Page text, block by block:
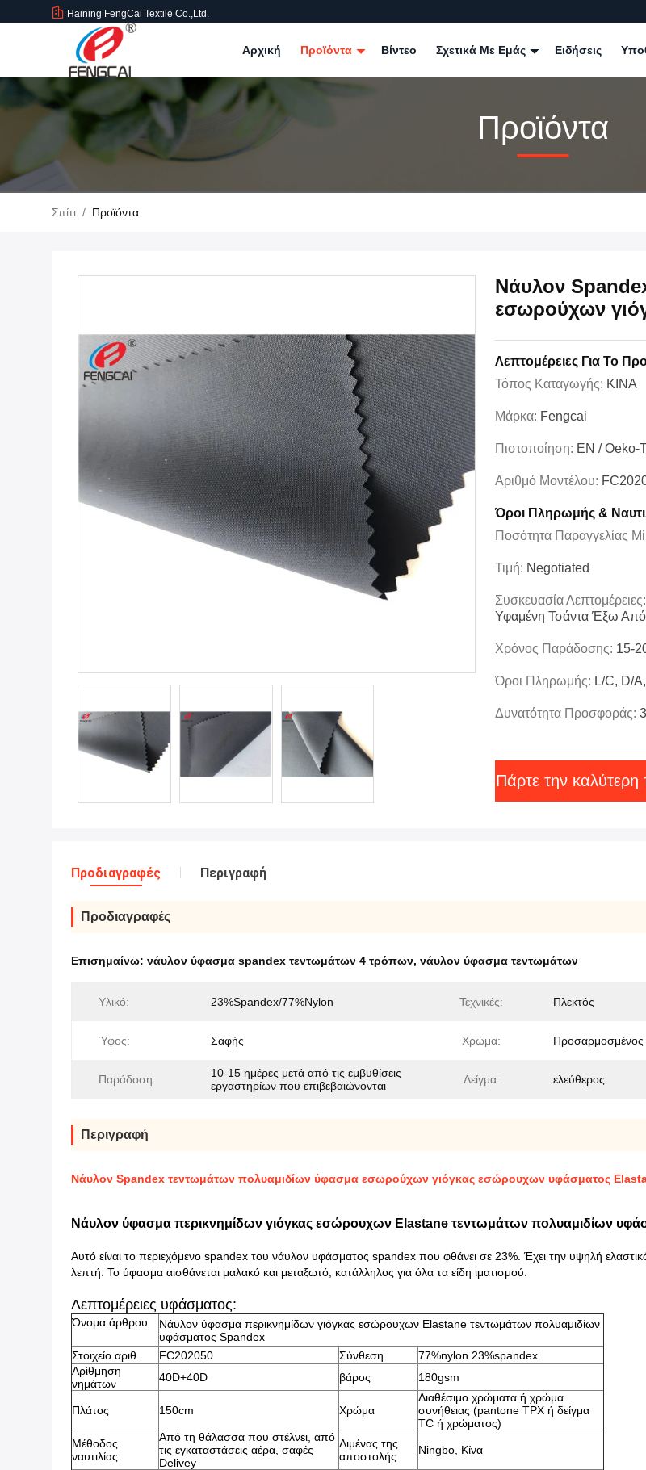
Haining FengCai Textile Co.,Ltd.
Αρχική Προϊόντα Βίντεο Σχετικά Με Εμάς Ειδήσεις
Προϊόντα
Σπίτι / Προϊόντα
Νάυλον
εσωρούχων
Λεπτομέρειες Για Το
Τόπος Καταγωγής: ΚΙΝΑ
Μάρκα: Fengcai
Πιστοποίηση: EN / Oeko-
Αριθμό Μοντέλου:
Όροι Πληρωμής &
Ποσότητα Παραγγελίας
Τιμή: Negotiated
Συσκευασία Λεπτομέρειες:
Υφαμένη Τσάντα Έξω
Χρόνος Παράδοσης: 15-
Όροι Πληρωμής: L/C, D/
Δυνατότητα Προσφοράς:
Πάρτε την καλύτερη
Προδιαγραφές Περιγραφή
Προδιαγραφές
Επισημαίνω: νάυλον ύφασμα spandex τεντωμάτων 4 τρόπων, νάυλον ύφασμα τεντωμάτων
Υλικό: 23%Spandex/77%Nylon Τεχνικές: Πλεκτός
Ύφος: Σαφής Χρώμα: Προσαρμοσμένος
Παράδοση:
10-15 ημέρες μετά από τις εμβυθίσεις
εργαστηρίων που επιβεβαιώνονται
Δείγμα: ελεύθερος
Περιγραφή
Νάυλον Spandex τεντωμάτων πολυαμιδίων ύφασμα εσωρούχων γιόγκας εσώρουχων υφάσματος
Νάυλον ύφασμα περικνημίδων γιόγκας εσώρουχων Elastane τεντωμάτων πολυαμιδίων
Αυτό είναι το περιεχόμενο spandex του νάυλον υφάσματος spandex που φθάνει σε 23%. Έχει την υψηλή
λεπτή. Το ύφασμα αισθάνεται μαλακό και μεταξωτό, κατάλληλος για όλα τα είδη ιματισμού.
Λεπτομέρειες υφάσματος:
Όνομα άρθρου
Νάυλον ύφασμα περικνημίδων γιόγκας εσώρουχων Elastane τεντωμάτων πολυαμιδίων
υφάσματος Spandex
Στοιχείο αριθ.
FC202050 Σύνθεση
77%nylon 23%spandex
Αρίθμηση
νημάτων
40D+40D βάρος 180gsm
Πλάτος 150cm Χρώμα
Διαθέσιμο χρώματα ή χρώμα
συνήθειας (pantone TPX ή δείγμα
TC ή χρώματος)
Μέθοδος
ναυτιλίας
Από τη θάλασσα που στέλνει, από
τις εγκαταστάσεις αέρα, σαφές
Delivey
Λιμένας της
αποστολής
Ningbo, Κίνα